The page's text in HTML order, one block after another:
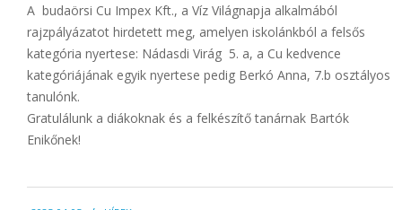
A budaörsi Cu Impex Kft., a Víz Világnapja alkalmából
rajzpályázatot hirdetett meg, amelyen iskolánkból a felsős
kategória nyertese: Nádasdi Virág 5. a, a Cu kedvence
kategóriájának egyik nyertese pedig Berkó Anna, 7.b osztályos
tanulónk.
Gratulálunk a diákoknak és a felkészítő tanárnak Bartók
Enikőnek!